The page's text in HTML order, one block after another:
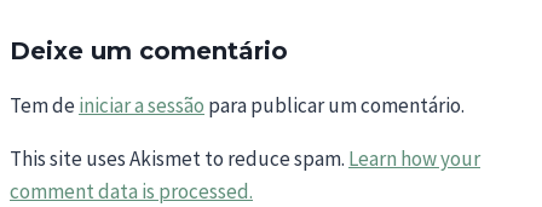
Deixe um comentário
Tem deiniciar a sessão para publicar um comentário.
This site uses Akismet to reduce spam. Learn how your
comment data is processed.